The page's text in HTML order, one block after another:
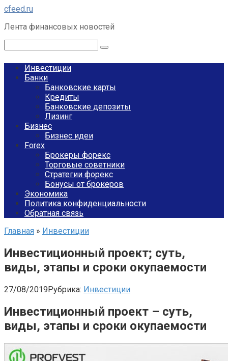
Перейти
контенту
cfeed.ru
Лента финансовых новостей
Инвестиции
Банки
Банковские карты
Кредиты
Банковские депозиты
Лизинг
Бизнес
Бизнес идеи
Forex
Брокеры форекс
Торговые советники
Стратегии форекс
Бонусы от брокеров
Экономика
Политика конфиденциальности
Обратная связь
Главная » Инвестиции
Инвестиционный проект; суть,
виды, этапы и сроки окупаемости
27/08/2019Рубрика: Инвестиции
Инвестиционный проект – суть,
виды, этапы и сроки окупаемости